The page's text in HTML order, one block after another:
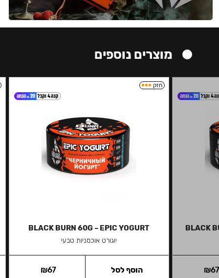
מוצרים נוספים
BLACK
₪
חזק
BLACK BURN 60G – EPIC YOGURT
יוגורט אוכמניות טבעי
₪67 הוסף לסל